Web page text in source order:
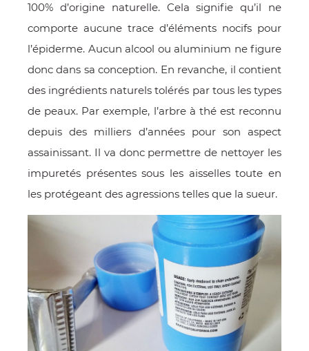
100% d’origine naturelle. Cela signifie qu’il ne
comporte aucune trace d’éléments nocifs pour
l’épiderme. Aucun alcool ou aluminium ne figure
donc dans sa conception. En revanche, il contient
des ingrédients naturels tolérés par tous les types
de peaux. Par exemple, l’arbre à thé est reconnu
depuis des milliers d’années pour son aspect
assainissant. Il va donc permettre de nettoyer les
impuretés présentes sous les aisselles toute en
les protégeant des agressions telles que la sueur.